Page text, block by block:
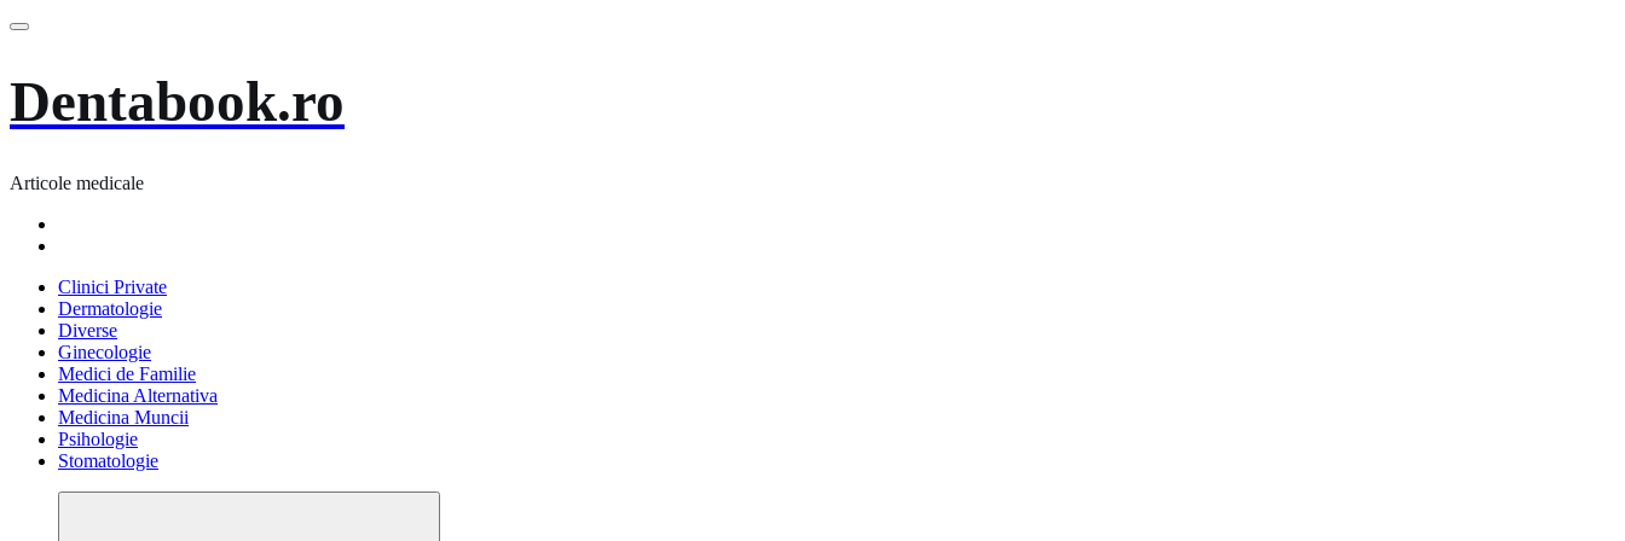
Skip
Dentabook.ro
Articole medicale
Clinici Private
Dermatologie
Diverse
Ginecologie
Medici de Familie
Medicina Alternativa
Medicina Muncii
Psihologie
Stomatologie